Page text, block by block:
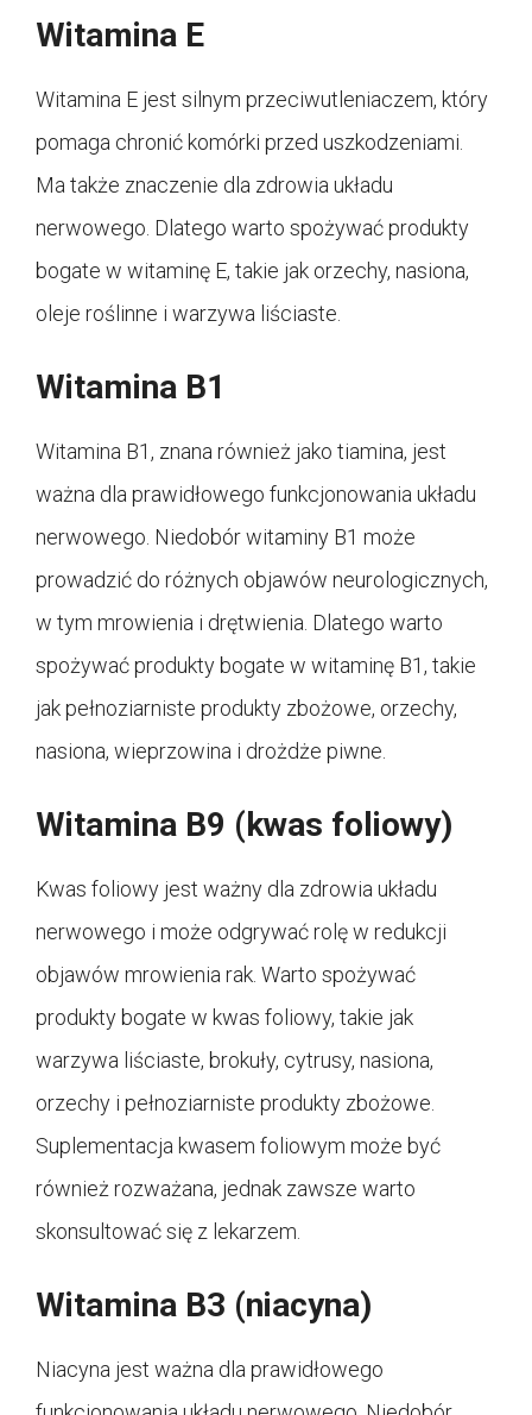
Witamina E
Witamina E jest silnym przeciwutleniaczem, który
pomaga chronić komórki przed uszkodzeniami.
Ma także znaczenie dla zdrowia układu
nerwowego. Dlatego warto spożywać produkty
bogate w witaminę E, takie jak orzechy, nasiona,
oleje roślinne i warzywa liściaste.
Witamina B1
Witamina B1, znana również jako tiamina, jest
ważna dla prawidłowego funkcjonowania układu
nerwowego. Niedobór witaminy B1 może
prowadzić do różnych objawów neurologicznych,
w tym mrowienia i drętwienia. Dlatego warto
spożywać produkty bogate w witaminę B1, takie
jak pełnoziarniste produkty zbożowe, orzechy,
nasiona, wieprzowina i drożdże piwne.
Witamina B9 (kwas foliowy)
Kwas foliowy jest ważny dla zdrowia układu
nerwowego i może odgrywać rolę w redukcji
objawów mrowienia rak. Warto spożywać
produkty bogate w kwas foliowy, takie jak
warzywa liściaste, brokuły, cytrusy, nasiona,
orzechy i pełnoziarniste produkty zbożowe.
Suplementacja kwasem foliowym może być
również rozważana, jednak zawsze warto
skonsultować się z lekarzem.
Witamina B3 (niacyna)
Niacyna jest ważna dla prawidłowego